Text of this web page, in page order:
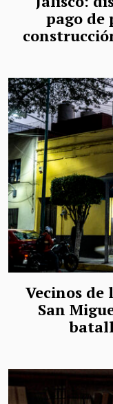
pago de
Vecinos de
San